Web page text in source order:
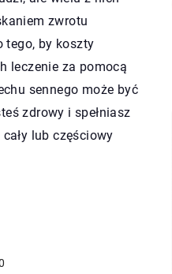
zwrotu
tego, by koszty
leczenie za pomocą
sennego może być
zdrowy i spełniasz
lub częściowy